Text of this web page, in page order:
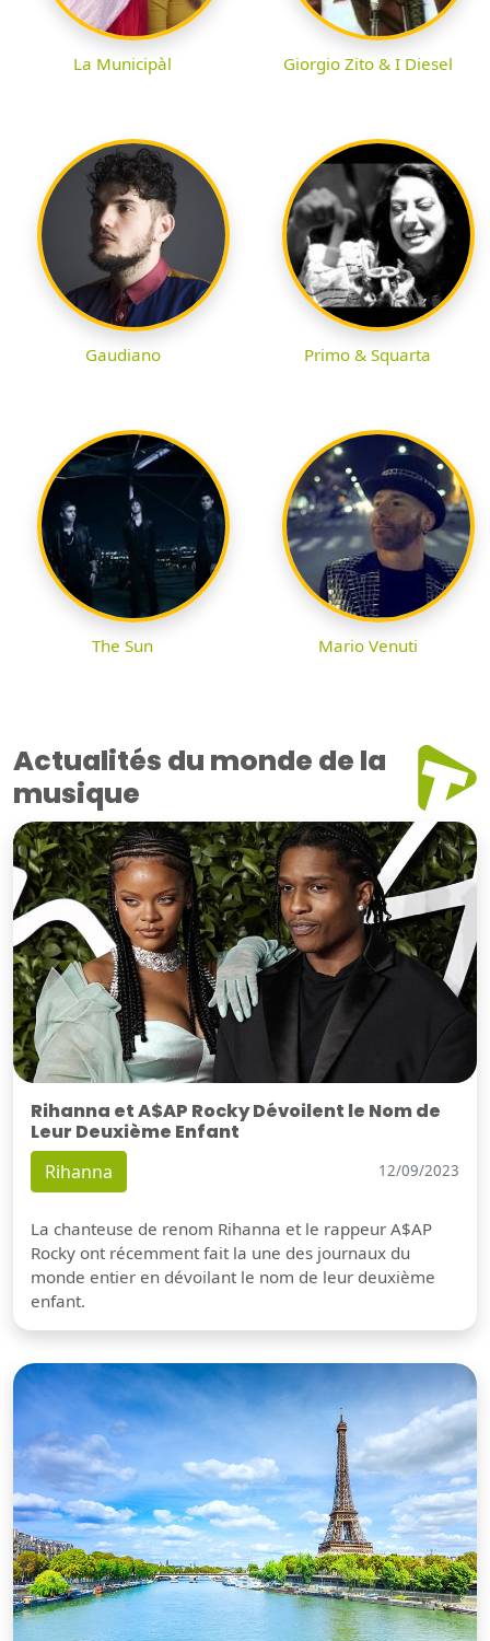
La Municipàl Giorgio Zito & I Diesel
Gaudiano Primo & Squarta
The Sun Mario Venuti
Actualités du monde de la
musique
Rihanna et A$AP Rocky Dévoilent le Nom de
Leur Deuxième Enfant
Rihanna 12/09/2023
La chanteuse de renom Rihanna et le rappeur A$AP
Rocky ont récemment fait la une des journaux du
monde entier en dévoilant le nom de leur deuxième
enfant.